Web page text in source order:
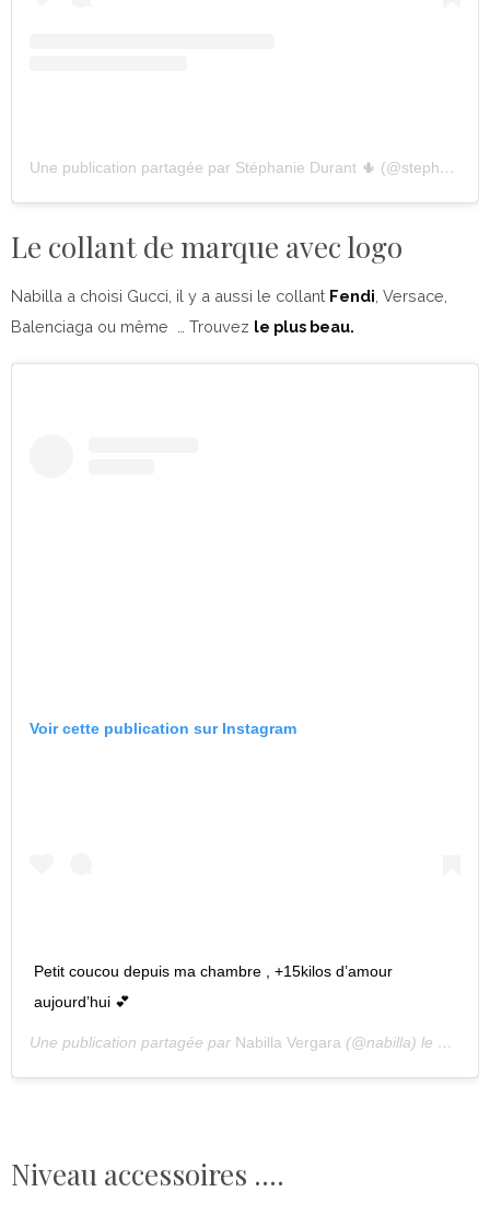
Une publication partagée par Stéphanie Durant 🌵 (@stephaniedurant)
Le collant de marque avec logo
Nabilla a choisi Gucci, il y a aussi le collant Fendi, Versace,
Balenciaga ou même … Trouvez le plus beau.
Voir cette publication sur Instagram
Petit coucou depuis ma chambre , +15kilos d’amour
aujourd’hui 💕
Une publication partagée par Nabilla Vergara (@nabilla) le 27
Niveau accessoires ….